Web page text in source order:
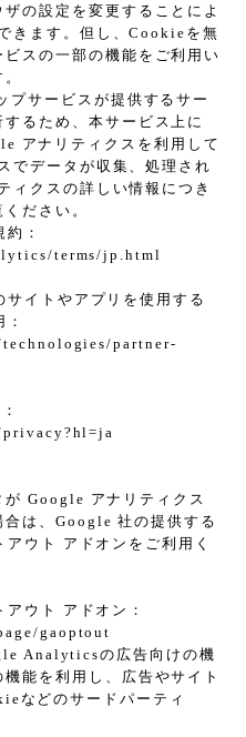
の設定を変更することによ
きます。但し、Cookieを無
スの一部の機能をご利用い
プサービスが提供するサー
るため、本サービス上に
アナリティクスを利用して
でデータが収集、処理され
ィクスの詳しい情報につき
ださい。
：
terms/jp.html
イトやアプリを使用する
partner-
Google アナリティクス
は、Google 社の提供する
ウト アドオンをご利用く
ウト アドオン：
gaoptout
Analyticsの広告向けの機
能を利用し、広告やサイト
などのサードパーティ